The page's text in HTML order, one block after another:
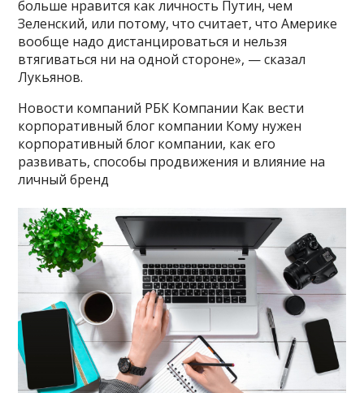
больше нравится как личность Путин, чем
Зеленский, или потому, что считает, что Америке
вообще надо дистанцироваться и нельзя
втягиваться ни на одной стороне», — сказал
Лукьянов.
Новости компаний РБК Компании Как вести
корпоративный блог компании Кому нужен
корпоративный блог компании, как его
развивать, способы продвижения и влияние на
личный бренд